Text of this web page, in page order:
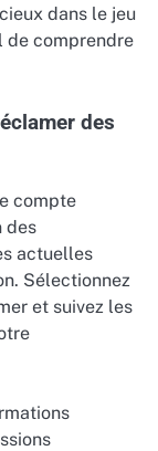
dans le jeu
de comprendre
des
compte
des
actuelles
Sélectionnez
et suivez les